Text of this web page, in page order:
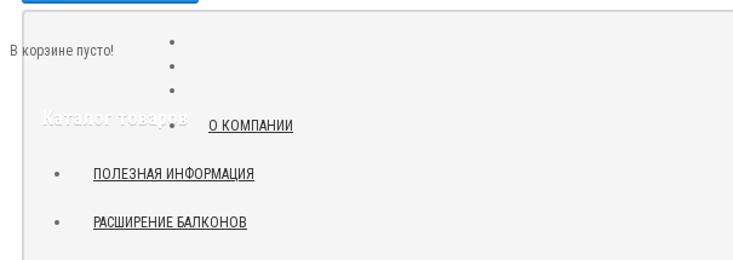
В корзине пусто!
Каталог товаров О КОМПАНИИ
ПОЛЕЗНАЯ ИНФОРМАЦИЯ
РАСШИРЕНИЕ БАЛКОНОВ